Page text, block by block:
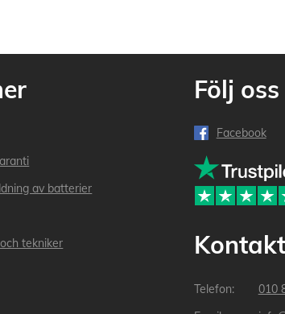
av batterier
tekniker
Följ oss
Facebook
010